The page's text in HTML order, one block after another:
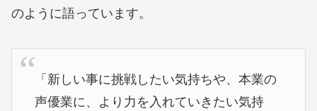
のように語っています。
「新しい事に挑戦したい気持ちや、本業の
声優業に、より力を入れていきたい気持